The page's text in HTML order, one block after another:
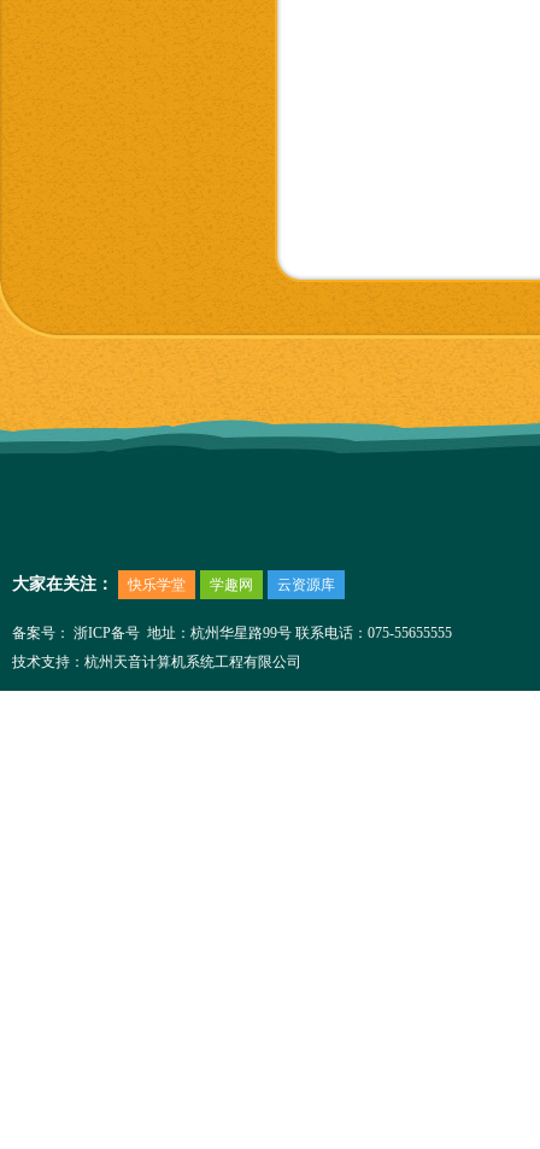
大家在关注： 快乐学堂 学趣网 云资源库
备案号： 浙ICP备号 地址：杭州华星路99号 联系电话：075-55655555
技术支持：杭州天音计算机系统工程有限公司